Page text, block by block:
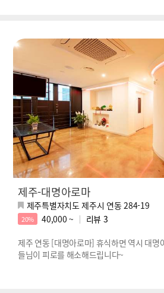
제주-대명아로마
제주특별자치도 제주시 연동 284-19
20% 40,000 ~ 리뷰 3
제주 연동 [대명아로마] 휴식하면 역시 대
들님이 피로를 해소해드립니다~